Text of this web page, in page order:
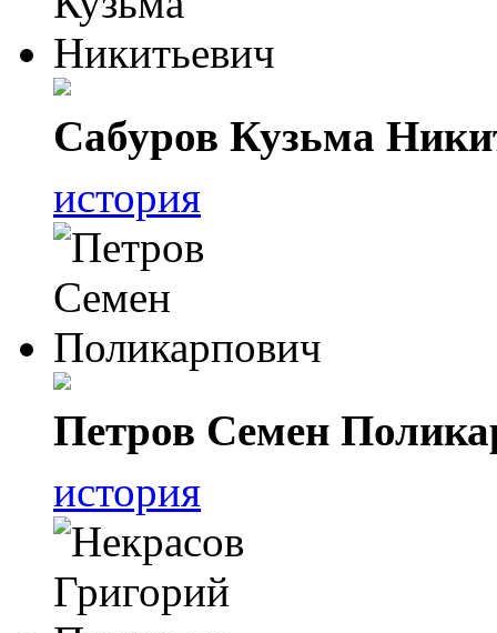
Сабуров Кузьма
история
Петров Семен
история